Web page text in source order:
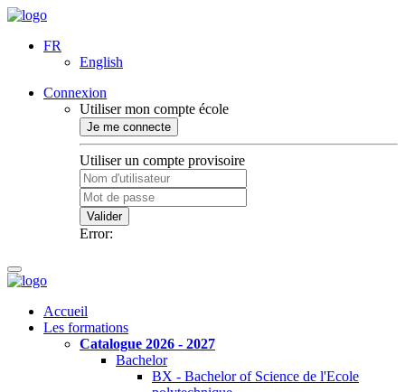
FR
English
Connexion
Utiliser mon compte école
Je me connecte
Utiliser un compte provisoire
Valider
Error:
Accueil
Les formations
Catalogue 2026 - 2027
Bachelor
BX - Bachelor of Science de l'Ecole